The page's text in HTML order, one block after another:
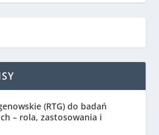
(RTG) do badań
– rola, zastosowania i